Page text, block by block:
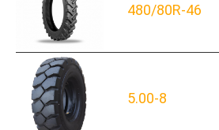
480/80R-46
5.00-8